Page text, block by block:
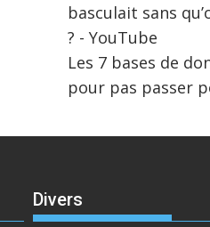
basculait sans
? - YouTube
Les 7 bases de
pour pas passer
Divers